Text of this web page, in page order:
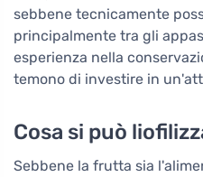
sebbene tecnicamente
principalmente tra gli
esperienza nella
temono di investire in
Cosa si può
Sebbene la frutta sia